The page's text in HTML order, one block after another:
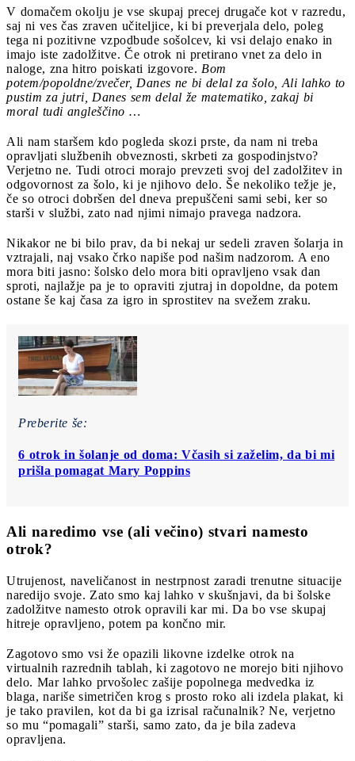
V domačem okolju je vse skupaj precej drugače kot v razredu,
saj ni ves čas zraven učiteljice, ki bi preverjala delo, poleg
tega ni pozitivne vzpodbude sošolcev, ki vsi delajo enako in
imajo iste zadolžitve. Če otrok ni pretirano vnet za delo in
naloge, zna hitro poiskati izgovore. Bom
potem/popoldne/zvečer, Danes ne bi delal za šolo, Ali lahko to
pustim za jutri, Danes sem delal že matematiko, zakaj bi
moral tudi angleščino …
Ali nam staršem kdo pogleda skozi prste, da nam ni treba
opravljati službenih obveznosti, skrbeti za gospodinjstvo?
Verjetno ne. Tudi otroci morajo prevzeti svoj del zadolžitev in
odgovornost za šolo, ki je njihovo delo. Še nekoliko težje je,
če so otroci dobršen del dneva prepuščeni sami sebi, ker so
starši v službi, zato nad njimi nimajo pravega nadzora.
Nikakor ne bi bilo prav, da bi nekaj ur sedeli zraven šolarja in
vztrajali, naj vsako črko napiše pod našim nadzorom. A eno
mora biti jasno: šolsko delo mora biti opravljeno vsak dan
sproti, najlažje pa je to opraviti zjutraj in dopoldne, da potem
ostane še kaj časa za igro in sprostitev na svežem zraku.
Preberite še:
6 otrok in šolanje od doma: Včasih si zaželim, da bi mi
prišla pomagat Mary Poppins
Ali naredimo vse (ali večino) stvari namesto
otrok?
Utrujenost, naveličanost in nestrpnost zaradi trenutne situacije
naredijo svoje. Zato smo kaj lahko v skušnjavi, da bi šolske
zadolžitve namesto otrok opravili kar mi. Da bo vse skupaj
hitreje opravljeno, potem pa končno mir.
Zagotovo smo vsi že opazili likovne izdelke otrok na
virtualnih razrednih tablah, ki zagotovo ne morejo biti njihovo
delo. Mar lahko prvošolec zašije popolnega medvedka iz
blaga, nariše simetričen krog s prosto roko ali izdela plakat, ki
je tako pravilen, kot da bi ga izrisal računalnik? Ne, verjetno
so mu “pomagali” starši, samo zato, da je bila zadeva
opravljena.